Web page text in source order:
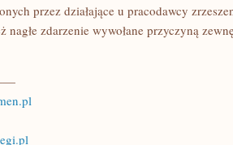
przez działające u pracodawcy
nagłe zdarzenie wywołane przyczyną